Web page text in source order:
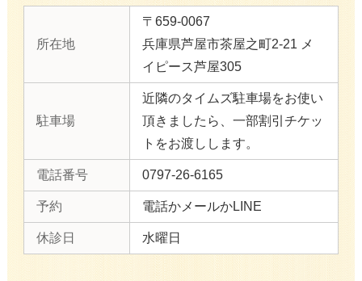
所在地
〒659-0067
兵庫県芦屋市茶屋之町2-21 メ
イピース芦屋305
駐車場
近隣のタイムズ駐車場をお使い
頂きましたら、一部割引チケッ
トをお渡しします。
電話番号 0797-26-6165
予約 電話かメールかLINE
休診日 水曜日